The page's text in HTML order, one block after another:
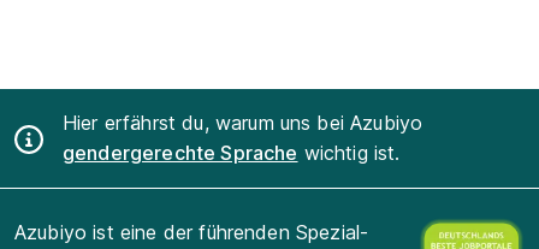
Hier erfährst du, warum uns bei Azubiyo
gendergerechte Sprache wichtig ist.
Azubiyo ist eine der führenden Spezial-